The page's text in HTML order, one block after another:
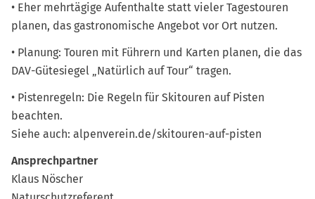
• Eher mehrtägige Aufenthalte statt vieler Tagestouren
planen, das gastronomische Angebot vor Ort nutzen.
• Planung: Touren mit Führern und Karten planen, die das
DAV-Gütesiegel „Natürlich auf Tour“ tragen.
• Pistenregeln: Die Regeln für Skitouren auf Pisten
beachten.
Siehe auch: alpenverein.de/skitouren-auf-pisten
Ansprechpartner
Klaus Nöscher